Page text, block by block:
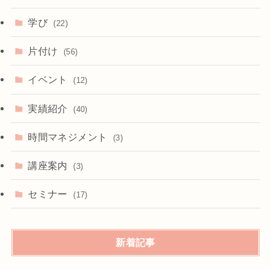
学び (22)
片付け (56)
イベント (12)
実績紹介 (40)
時間マネジメント (3)
講座案内 (3)
セミナー (17)
新着記事